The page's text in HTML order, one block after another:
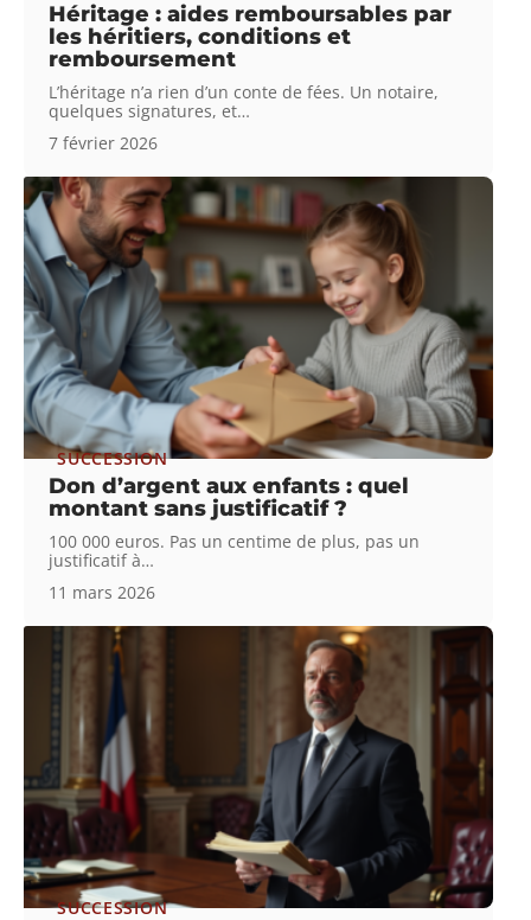
Héritage : aides remboursables par
les héritiers, conditions et
remboursement
L’héritage n’a rien d’un conte de fées. Un notaire,
quelques signatures, et…
7 février 2026
SUCCESSION
Don d’argent aux enfants : quel
montant sans justificatif ?
100 000 euros. Pas un centime de plus, pas un
justificatif à…
11 mars 2026
SUCCESSION